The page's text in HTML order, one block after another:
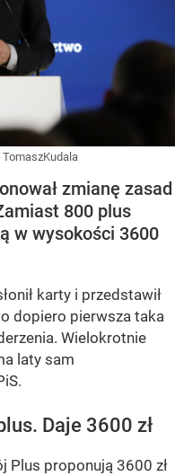
TomaszKudala
zmianę zasad
800 plus
w wysokości 3600
karty i przedstawił
dopiero pierwsza taka
Wielokrotnie
laty sam
Daje 3600 zł
Plus proponują 3600 zł